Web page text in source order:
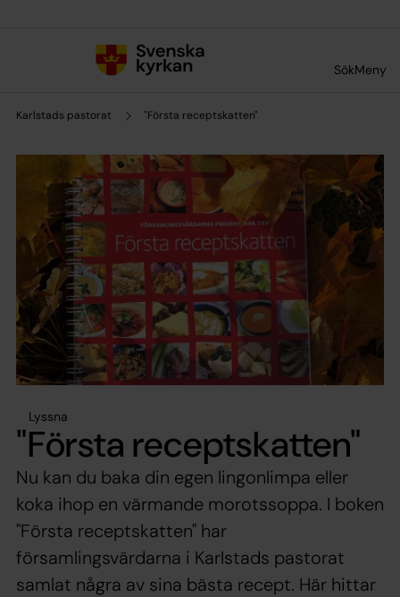
SökMeny
Karlstads pastorat "Första receptskatten"
Lyssna
"Första receptskatten"
Nu kan du baka din egen lingonlimpa eller
koka ihop en värmande morotssoppa. I boken
"Första receptskatten" har
församlingsvärdarna i Karlstads pastorat
samlat några av sina bästa recept. Här hittar